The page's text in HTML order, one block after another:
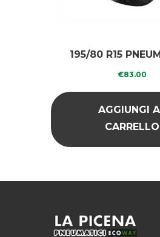
195/80 R15
RICOPERTO
€83.00
AGGIUNGI
CARRELLO